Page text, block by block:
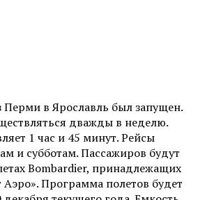
в Ярославль был запущен.
дважды в неделю.
1 час и 45 минут. Рейсы
и субботам. Пассажиров будут
Bombardier, принадлежащих
Программа полетов будет